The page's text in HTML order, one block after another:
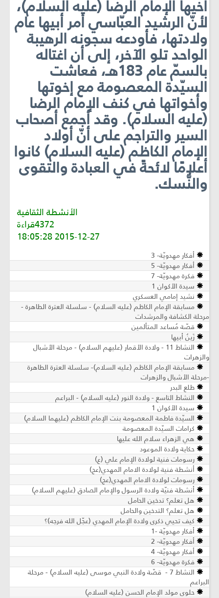
أخيها الإمام الرضا (عليه السلام)،
لأنّ الرشيد العبّاسي أمر أبيها عام
ولادتها، فأودعه سجونه الرهيبة
الواحد تلو الآخر، إلى أن اغتاله
بالسمّ عام 183هـ، فعاشت
السيّدة المعصومة مع إخوتها
وأخواتها في كنف الإمام الرضا
(عليه السلام). وقد أجمع أصحاب
السير والتراجم على أنّ أولاد
الإمام الكاظم (عليه السلام) كانوا
أعلامًا لائحةً في العبادة والتقوى
والنُّسك.
الأنشطة الثقافية
4372قراءة
2015-12-27 18:05:28
أفكار مهدويّة- 3
أفكار مهدويّة- 5
فكرة مهدويّة- 7
سيدة الأكوان 1
نشيد إمامي العسكري
مسابقة الإمام الكاظم (عليه السلام) - سلسلة العترة الطاهرة -
مرحلة الكشافة والمرشدات
قصّة مُساعد المتألمين
زَينُ أبيها
النشاط 11 - ولادة الأقمار (عليهم السلام) - مرحلة الأشبال
والزهرات
مسابقة الإمام الكاظم (عليه السلام)- سلسلة العترة الطاهرة
-مرحلة الأشبال والزهرات
طلع البدر
النشاط التاسع - ولادة النور (عليه السلام) - البراعم
سيدة الأكوان 1
السيّدة فاطمة المعصومة بنت الإمام الكاظم (عليهما السلام)
كرامات السيّدة المعصومة
هي الزهراء سلام الله عليها
حكاية ولادة الموعود
رسومات فنية لولادة الإمام علي (ع)
أنشطة فنية لولادة الامام المهدي(عج)
رسومات لولادة الامام المهدي(عج)
أنشطة فنيّة ولادة الرسول والإمام الصادق (عليهم السلام)
هل تعلم؟ تدخين الحامل
هل تعلم؟ التدخين والحامل
كيف تحيي ذكرى ولادة الإمام المهدي (عجّل الله فرجه)؟
أفكار مهدويّة -1
أفكار مهدويّة- 2
أفكار مهدويّة- 4
فكرة مهدويّة- 6
النشاط 7 - قصّة ولادة النبي موسى (عليه السلام) - مرحلة
البراعم
حلوى مولد الإمام الحسن (عليه السلام)